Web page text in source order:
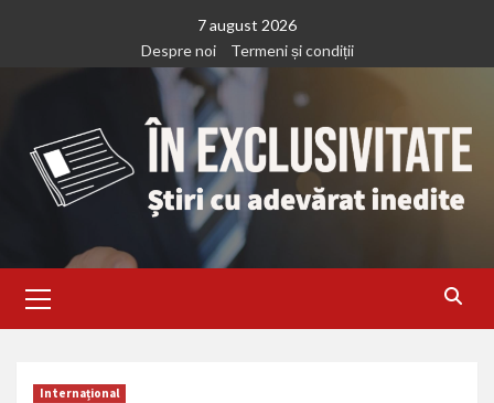
7 august 2026
Despre noi
Termeni și condiții
Menu
Internațional